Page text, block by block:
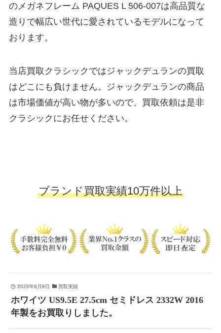
のメガネフレーム PAQUES L 506-007は高品質な
造りで幅広い世代に愛されているモデルになって
おります。
当店買取クラシックではジャックデュランの買取
はどこにも負けません。ジャックデュランの商品
は市場価値が高い物が多いので、買取依頼は是非
クラシックにお任せください。
ブランド買取実績10万件以上
2026年8月8日 買取実績
ホワイツ US9.5E 27.5cm セミドレス 2332W 2016
年製をお買取りしました。